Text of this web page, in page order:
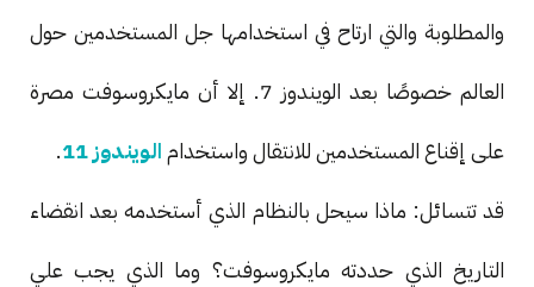
والمطلوبة والتي ارتاح في استخدامها جل المستخدمين حول
العالم خصوصًا بعد الويندوز 7. إلا أن مايكروسوفت مصرة
على إقناع المستخدمين للانتقال واستخدامالويندوز 11
.
قد تتسائل: ماذا سيحل بالنظام الذي أستخدمه بعد انقضاء
التاريخ الذي حددته مايكروسوفت؟ وما الذي يجب علي